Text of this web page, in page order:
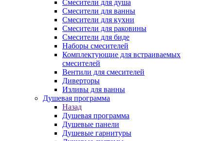
Смесители для душа
Смесители для ванны
Смесители для кухни
Смесители для раковины
Смесители для биде
Наборы смесителей
Комплектующие для встраиваемых
смесителей
Вентили для смесителей
Диверторы
Изливы для ванны
Душевая программа
Назад
Душевая программа
Душевые панели
Душевые гарнитуры